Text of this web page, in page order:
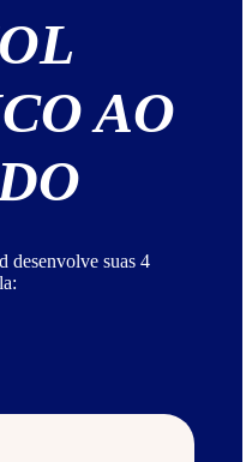
AO
desenvolve suas 4